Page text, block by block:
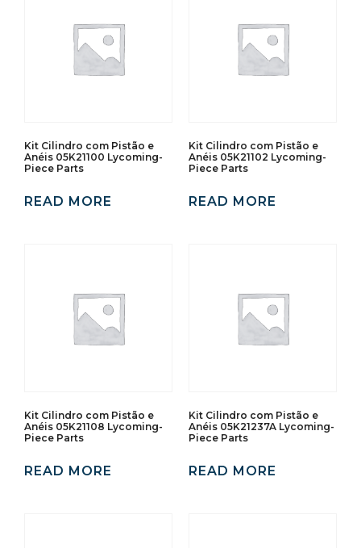
Kit Cilindro com Pistão e
Anéis 05K21100 Lycoming-
Piece Parts
READ MORE
Kit Cilindro com Pistão e
Anéis 05K21102 Lycoming-
Piece Parts
READ MORE
Kit Cilindro com Pistão e
Anéis 05K21108 Lycoming-
Piece Parts
READ MORE
Kit Cilindro com Pistão e
Anéis 05K21237A Lycoming-
Piece Parts
READ MORE